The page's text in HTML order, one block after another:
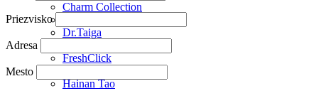
Priezvisko
Adresa
Mesto
Charm Collection
Dr.Taiga
FreshClick
Hainan Tao